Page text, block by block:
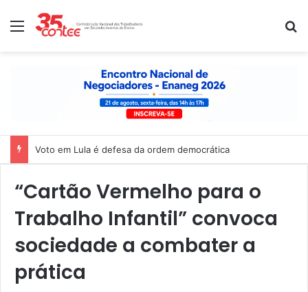
Menu
Nota de solidariedade ao povo venezuelano
“Cartão Vermelho para o
Trabalho Infantil” convoca
sociedade a combater a
prática